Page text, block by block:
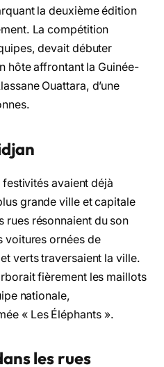
la deuxième édition
La compétition
devait débuter
hôte affrontant la Guinée-
Ouattara, d’une
festivités avaient déjà
grande ville et capitale
rues résonnaient du son
voitures ornées de
verts traversaient la ville.
fièrement les maillots
nationale,
« Les Éléphants ».
les rues